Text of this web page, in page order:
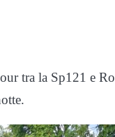
tra la Sp121 e